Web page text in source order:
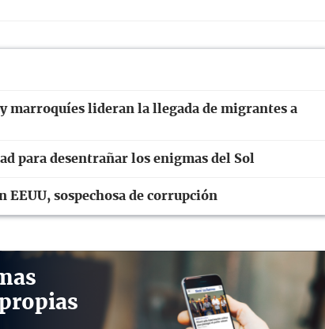
marroquíes lideran la llegada de migrantes a
para desentrañar los enigmas del Sol
EEUU, sospechosa de corrupción